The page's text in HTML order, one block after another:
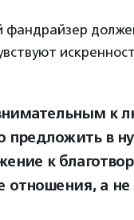
фандрайзер
к
предложить в
к
отношения, а